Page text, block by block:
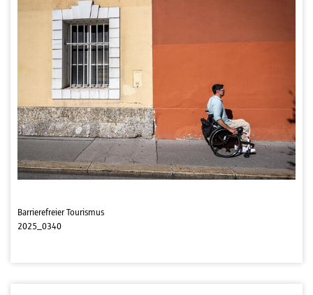
Barrierefreier Tourismus
2025_0340